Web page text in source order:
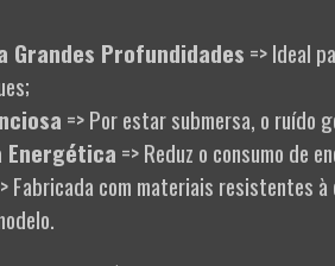
Grandes Profundidades => Ideal
=> Por estar submersa, o ruído
Energética => Reduz o consumo de
Fabricada com materiais resistentes